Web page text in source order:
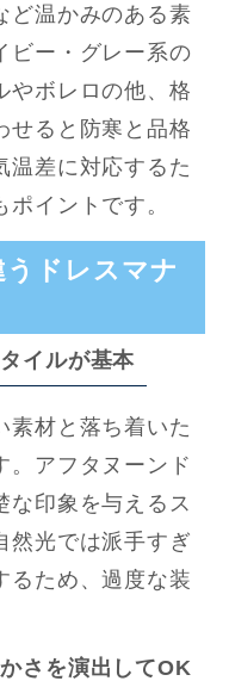
ど温かみのある素
ビー・グレー系の
やボレロの他、格
せると防寒と品格
温差に対応するた
イントです。
うドレスマナ
イルが基本
素材と落ち着いた
。アフタヌーンド
な印象を与えるス
然光では派手すぎ
るため、過度な装
さを演出してOK